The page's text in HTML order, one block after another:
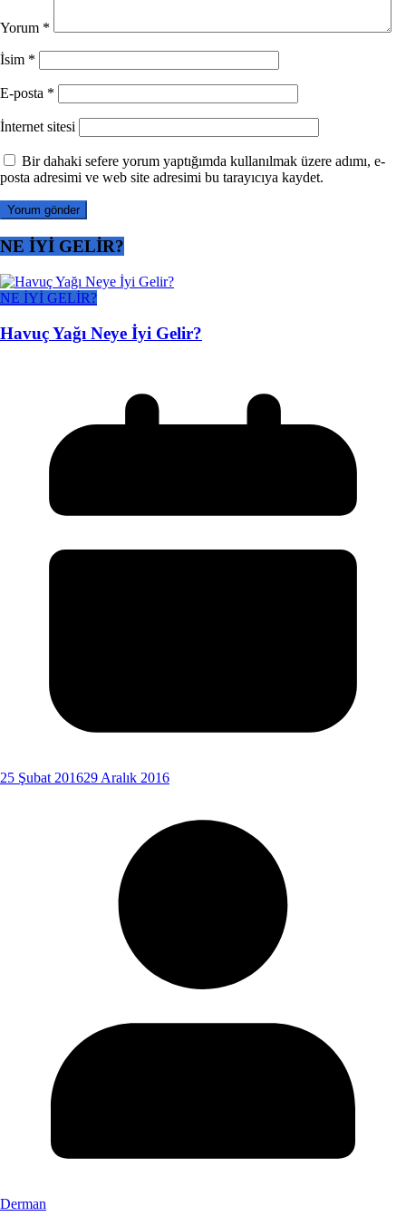
Yorum *
İsim *
E-posta *
İnternet sitesi
Bir dahaki sefere yorum yaptığımda kullanılmak üzere adımı, e-
posta adresimi ve web site adresimi bu tarayıcıya kaydet.
NE İYİ GELİR?
NE İYİ GELİR?
Havuç Yağı Neye İyi Gelir?
25 Şubat 201629 Aralık 2016
Derman